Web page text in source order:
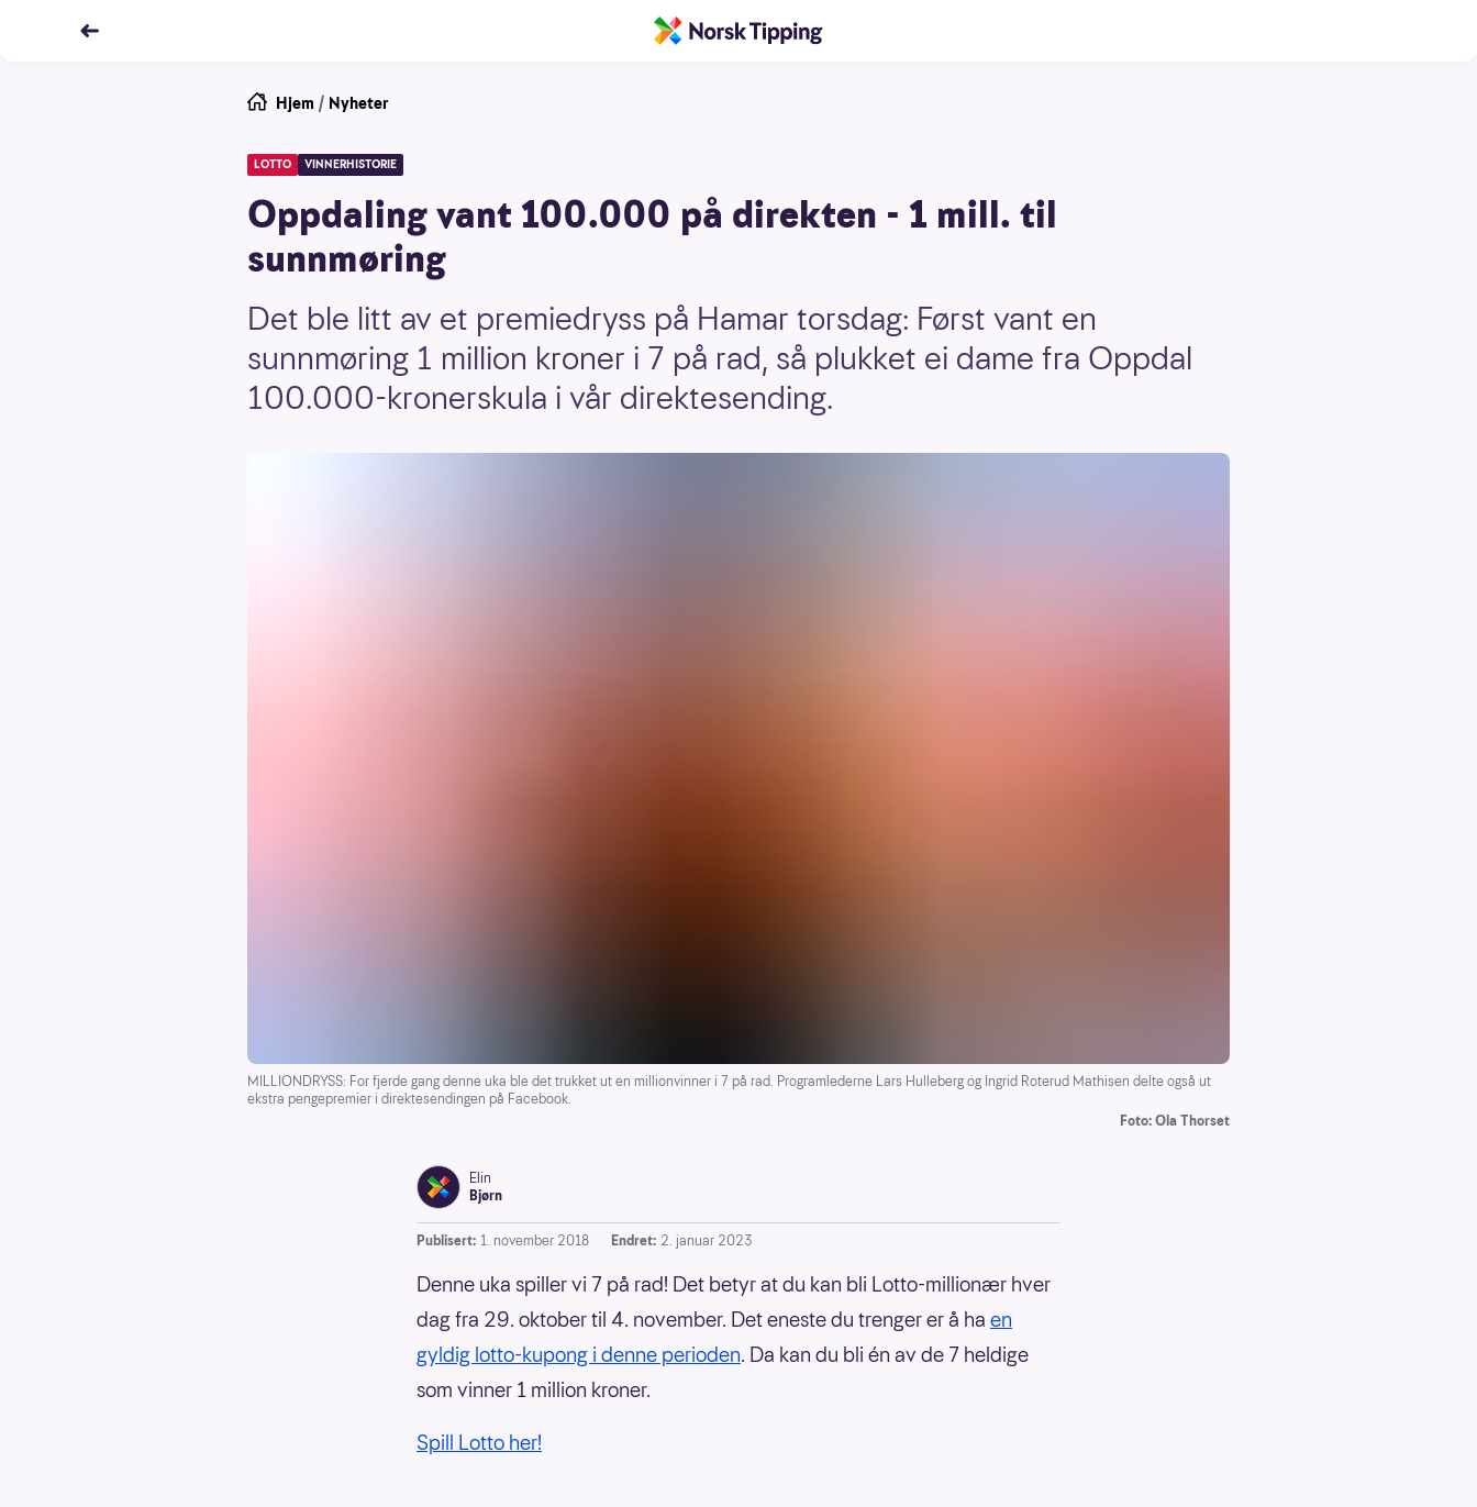
Hjem / Nyheter
LOTTO VINNERHISTORIE
Oppdaling vant 100.000 på direkten - 1 mill. til
sunnmøring
Det ble litt av et premiedryss på Hamar torsdag: Først vant en
sunnmøring 1 million kroner i 7 på rad, så plukket ei dame fra Oppdal
100.000-kronerskula i vår direktesending.
MILLIONDRYSS: For fjerde gang denne uka ble det trukket ut en millionvinner i 7 på rad. Programlederne Lars Hulleberg og Ingrid Roterud Mathisen delte også ut
ekstra pengepremier i direktesendingen på Facebook.
Foto: Ola Thorset
Elin
Bjørn
Publisert: 1. november 2018 Endret: 2. januar 2023
Denne uka spiller vi 7 på rad! Det betyr at du kan bli Lotto-millionær hver
dag fra 29. oktober til 4. november. Det eneste du trenger er å ha en
gyldig lotto-kupong i denne perioden. Da kan du bli én av de 7 heldige
som vinner 1 million kroner.
Spill Lotto her!